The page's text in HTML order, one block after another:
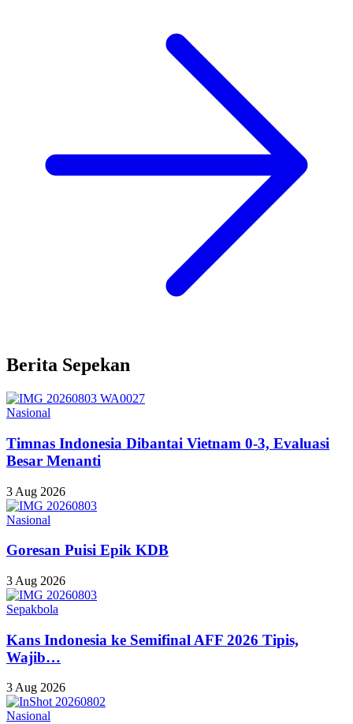
Berita Sepekan
Nasional
Timnas Indonesia Dibantai Vietnam 0-3, Evaluasi
Besar Menanti
3 Aug 2026
Nasional
Goresan Puisi Epik KDB
3 Aug 2026
Sepakbola
Kans Indonesia ke Semifinal AFF 2026 Tipis,
Wajib…
3 Aug 2026
Nasional